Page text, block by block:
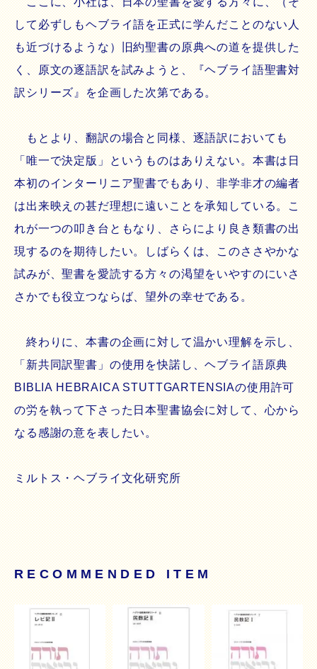
して必ずしもヘブライ語を正式に学んだことのない人
も近づけるような）旧約聖書の原典への道を提供した
く、原文の逐語訳を試みようと、『ヘブライ語聖書対
訳シリーズ』を企画した次第である。
もとより、翻訳の場合と同様、逐語訳においても
「唯一で決定版」というものはありえない。本書は日
本初のインターリニア聖書でもあり、非学非才の編者
は出来映えの甚だ理想に遠いことを承知している。こ
れが一つの叩き台ともなり、さらにより良き類書の出
現するのを期待したい。しばらくは、このささやかな
試みが、聖書を愛読する方々の渇望をいやすのにいさ
さかでも役立つならば、望外の幸せである。
終わりに、本書の企画に対して温かい理解を示し、
「新共同訳聖書」の使用を快諾し、ヘブライ語原典
BIBLIA HEBRAICA STUTTGARTENSIAの使用許可
の労を執って下さった日本聖書協会に対して、心から
なる感謝の意を表したい。
ミルトス・ヘブライ文化研究所
RECOMMENDED ITEM